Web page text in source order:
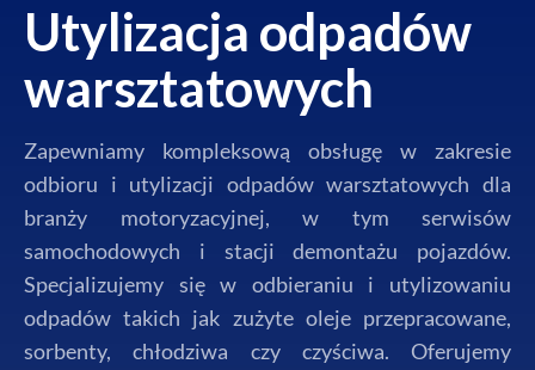
Utylizacja odpadów
warsztatowych
Zapewniamy kompleksową obsługę w zakresie
odbioru i utylizacji odpadów warsztatowych dla
branży motoryzacyjnej, w tym serwisów
samochodowych i stacji demontażu pojazdów.
Specjalizujemy się w odbieraniu i utylizowaniu
odpadów takich jak zużyte oleje przepracowane,
sorbenty, chłodziwa czy czyściwa. Oferujemy